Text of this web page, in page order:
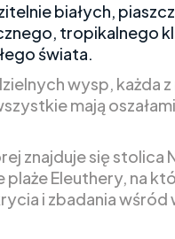
białych,
tropikalnego
świata.
wysp, każda z
mają
znajduje się stolica
Eleuthery, na
i zbadania wśród